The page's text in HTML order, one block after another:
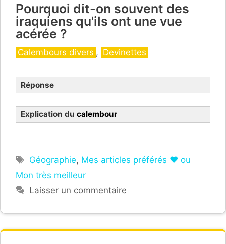
Pourquoi dit-on souvent des
iraquiens qu'ils ont une vue
acérée ?
Catégories
Calembours divers , Devinettes
Réponse
Explication du calembour
Étiquettes
Géographie, Mes articles préférés ❤ ou
Mon très meilleur
Laisser un commentaire